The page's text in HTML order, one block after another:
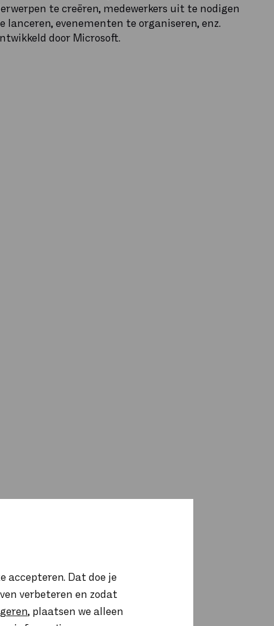
accepteren. Dat doe je
verbeteren en zodat
, plaatsen we alleen
te creëren, medewerkers uit te nodigen
lanceren, evenementen te organiseren, enz.
door Microsoft.